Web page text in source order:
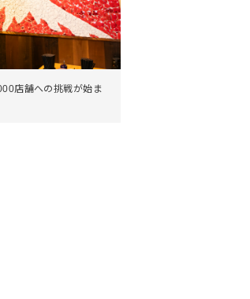
店舗への挑戦が始ま